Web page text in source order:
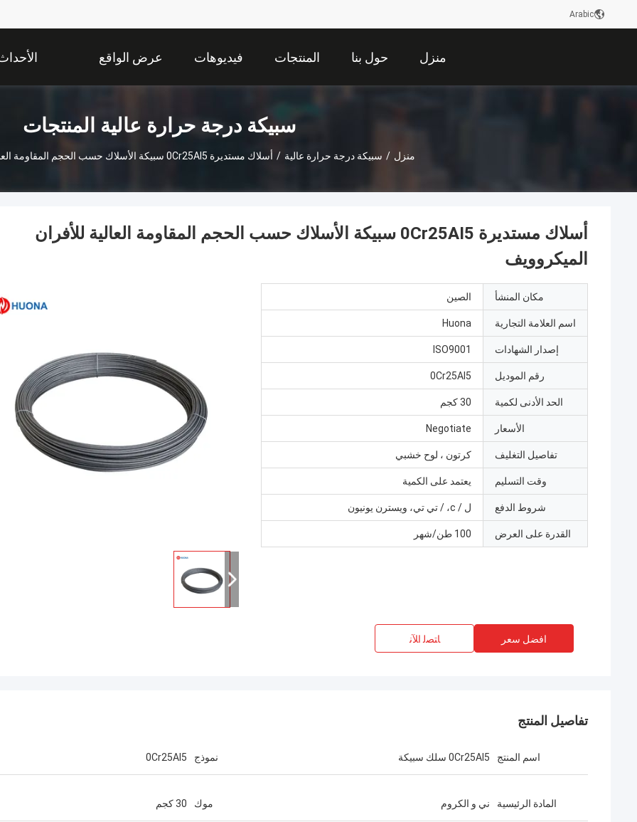
Arabic
منزل حول بنا المنتجات فيديوهات عرض الواقع
الافتراضي
سبيكة درجة حرارة عالية المنتجات
منزل / سبيكة درجة حرارة عالية / أسلاك مستديرة 0Cr25AI5 سبيكة الأسلاك حسب الحجم المقاومة العالية للأفران الميكروويف
أسلاك مستديرة 0Cr25AI5 سبيكة الأسلاك حسب الحجم المقاومة العالية للأفران
الميكروويف
مكان المنشأ الصين
اسم العلامة التجارية Huona
إصدار الشهادات ISO9001
رقم الموديل 0Cr25AI5
الحد الأدنى لكمية 30 كجم
الأسعار Negotiate
تفاصيل التغليف كرتون ، لوح خشبي
وقت التسليم يعتمد على الكمية
شروط الدفع ل / c، / تي تي، ويسترن يونيون
القدرة على العرض 100 طن/شهر
افضل سعر ﺎﺘﺼﻟ ﺍﻶﻧ
تفاصيل المنتج
اسم المنتج 0Cr25AI5 سلك سبيكة نموذج 0Cr25AI5
المادة الرئيسية ني و الكروم موك 30 كجم